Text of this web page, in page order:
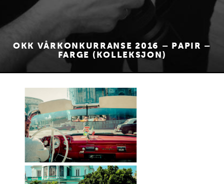
OKK VÅRKONKURRANSE 2016 – PAPIR –
FARGE (KOLLEKSJON)